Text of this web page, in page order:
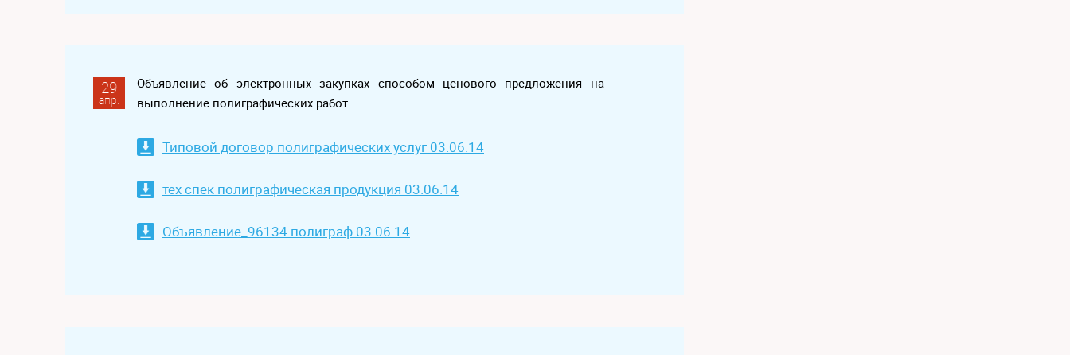
29
апр.
Объявление об электронных закупках способом ценового предложения на
выполнение полиграфических работ
Типовой договор полиграфических услуг 03.06.14
тех спек полиграфическая продукция 03.06.14
Объявление_96134 полиграф 03.06.14